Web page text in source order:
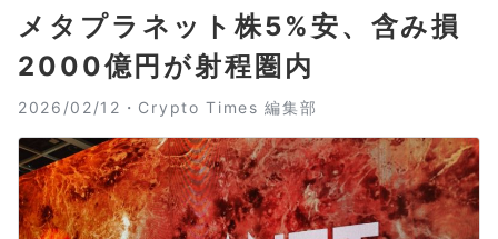
メタプラネット株5%安、含み損
2000億円が射程圏内
2026/02/12・ Crypto Times 編集部